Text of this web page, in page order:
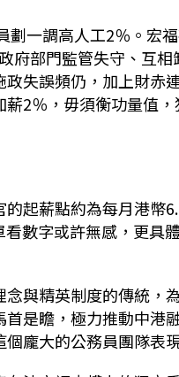
一調高人工2％。宏
府部門監管失守、互
失誤頻仍，加上財赤
2％，毋須衡功量值
起薪點約為每月港幣
數字或許無感，更具
與精英制度的傳統，
是瞻，極力推動中港
龐大的公務員團隊表